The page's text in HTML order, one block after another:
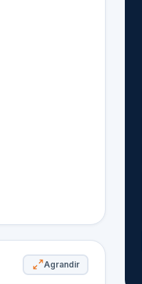
Agrandir